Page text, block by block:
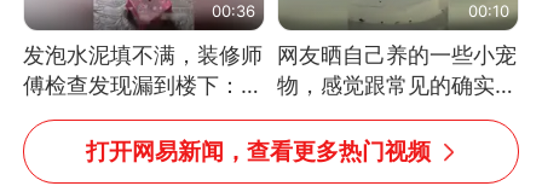
00:36
发泡水泥填不满，装修师
傅检查发现漏到楼下：出
风口未延伸到外墙
00:10
网友晒自己养的一些小宠
物，感觉跟常见的确实有
些不一样
打开网易新闻，查看更多热门视频